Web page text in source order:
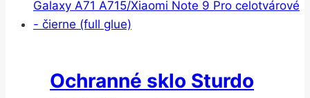
Ochranné sklo Sturdo